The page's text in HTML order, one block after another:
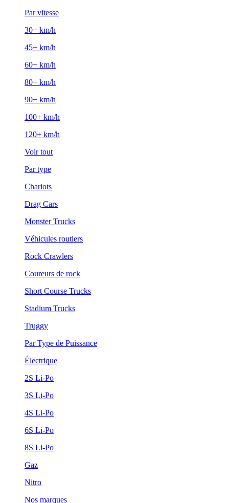
Par vitesse
30+ km/h
45+ km/h
60+ km/h
80+ km/h
90+ km/h
100+ km/h
120+ km/h
Voir tout
Par type
Chariots
Drag Cars
Monster Trucks
Véhicules routiers
Rock Crawlers
Coureurs de rock
Short Course Trucks
Stadium Trucks
Truggy
Par Type de Puissance
Électrique
2S Li-Po
3S Li-Po
4S Li-Po
6S Li-Po
8S Li-Po
Gaz
Nitro
Nos marques